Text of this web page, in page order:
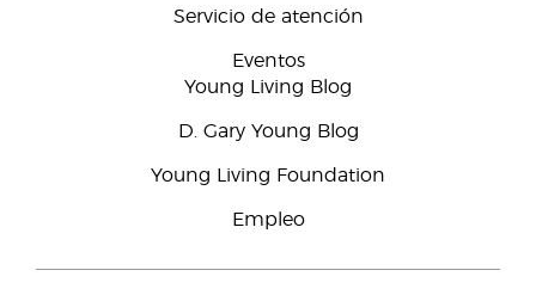
Servicio de atención
Eventos
Young Living Blog
D. Gary Young Blog
Young Living Foundation
Empleo